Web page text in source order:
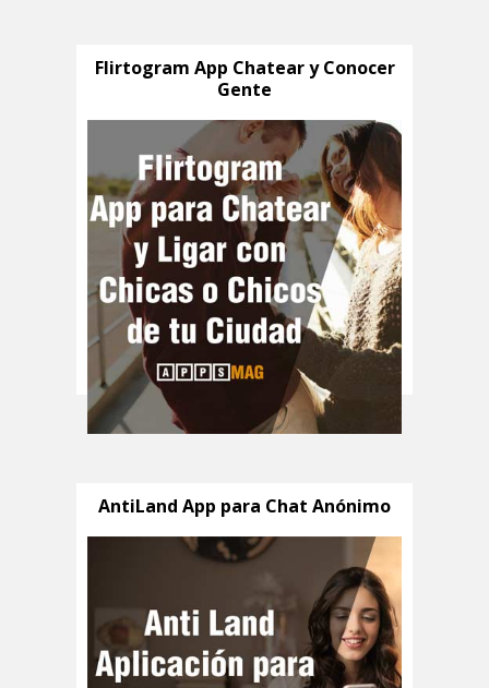
Flirtogram App Chatear y Conocer
Gente
AntiLand App para Chat Anónimo